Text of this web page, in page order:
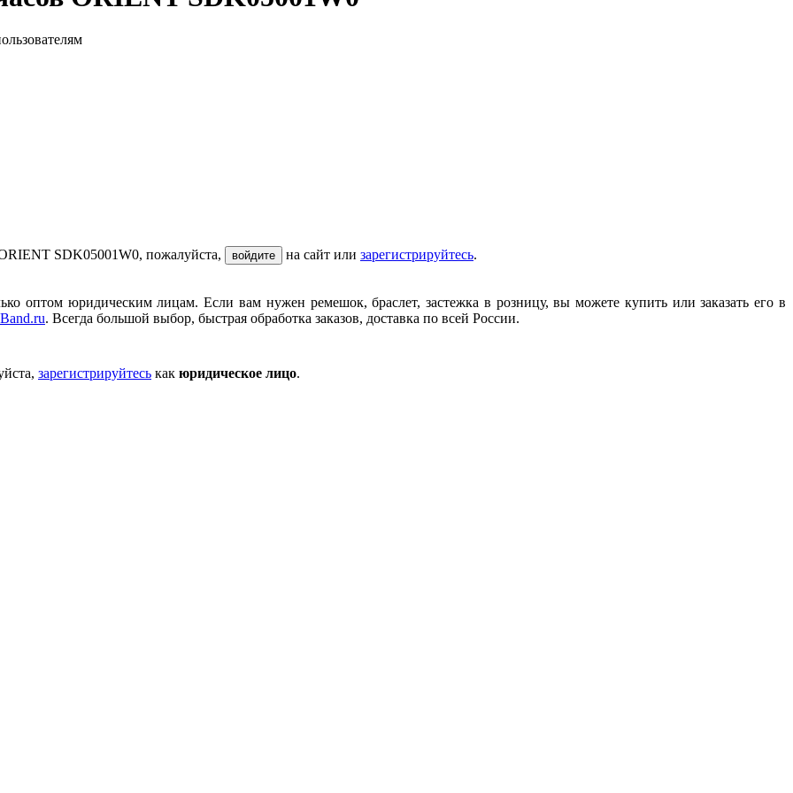
SDK05001W0, пожалуйста, войдите на сайт или зарегистрируйтесь.
оптом юридическим лицам. Если вам нужен ремешок, браслет, застежка в розницу, вы можете купить или заказать его в
. Всегда большой выбор, быстрая обработка заказов, доставка по всей России.
зарегистрируйтесь как юридическое лицо.